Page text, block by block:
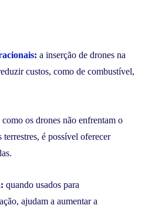
: a inserção de drones na
custos, como de combustível,
como os drones não enfrentam o
é possível oferecer
quando usados para
ajudam a aumentar a